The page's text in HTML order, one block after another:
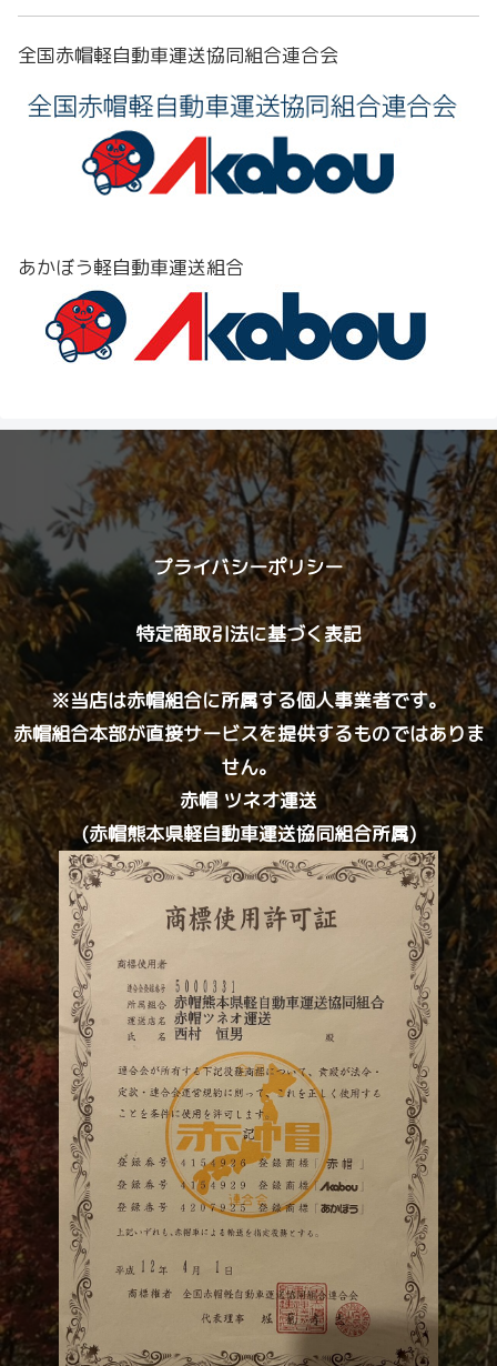
全国赤帽軽自動車運送協同組合連合会
あかぼう軽自動車運送組合
プライバシーポリシー
特定商取引法に基づく表記
※当店は赤帽組合に所属する個人事業者です。
赤帽組合本部が直接サービスを提供するものではありま
せん。
赤帽 ツネオ運送
(赤帽熊本県軽自動車運送協同組合所属)